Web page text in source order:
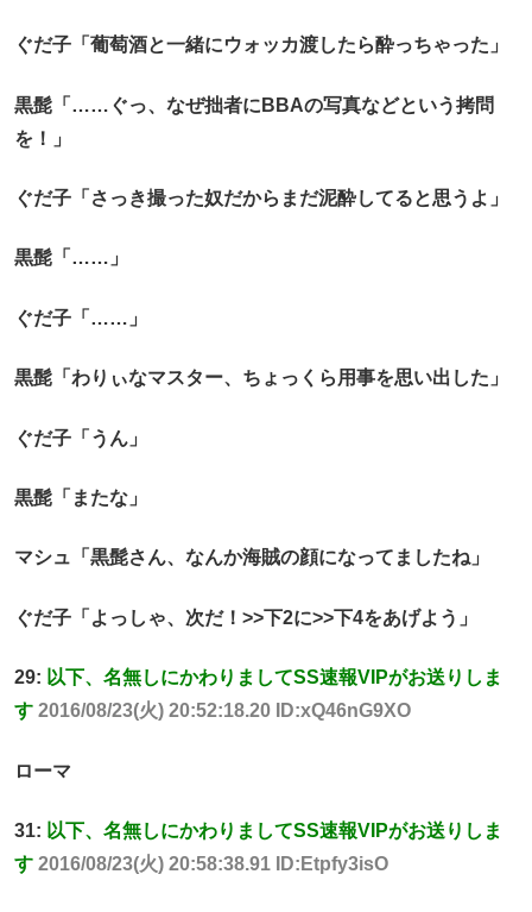
ぐだ子「葡萄酒と一緒にウォッカ渡したら酔っちゃった」
黒髭「……ぐっ、なぜ拙者にBBAの写真などという拷問
を！」
ぐだ子「さっき撮った奴だからまだ泥酔してると思うよ」
黒髭「……」
ぐだ子「……」
黒髭「わりぃなマスター、ちょっくら用事を思い出した」
ぐだ子「うん」
黒髭「またな」
マシュ「黒髭さん、なんか海賊の顔になってましたね」
ぐだ子「よっしゃ、次だ！>>下2に>>下4をあげよう」
29: 以下、名無しにかわりましてSS速報VIPがお送りしま
す 2016/08/23(火) 20:52:18.20 ID:xQ46nG9XO
ローマ
31: 以下、名無しにかわりましてSS速報VIPがお送りしま
す 2016/08/23(火) 20:58:38.91 ID:Etpfy3isO